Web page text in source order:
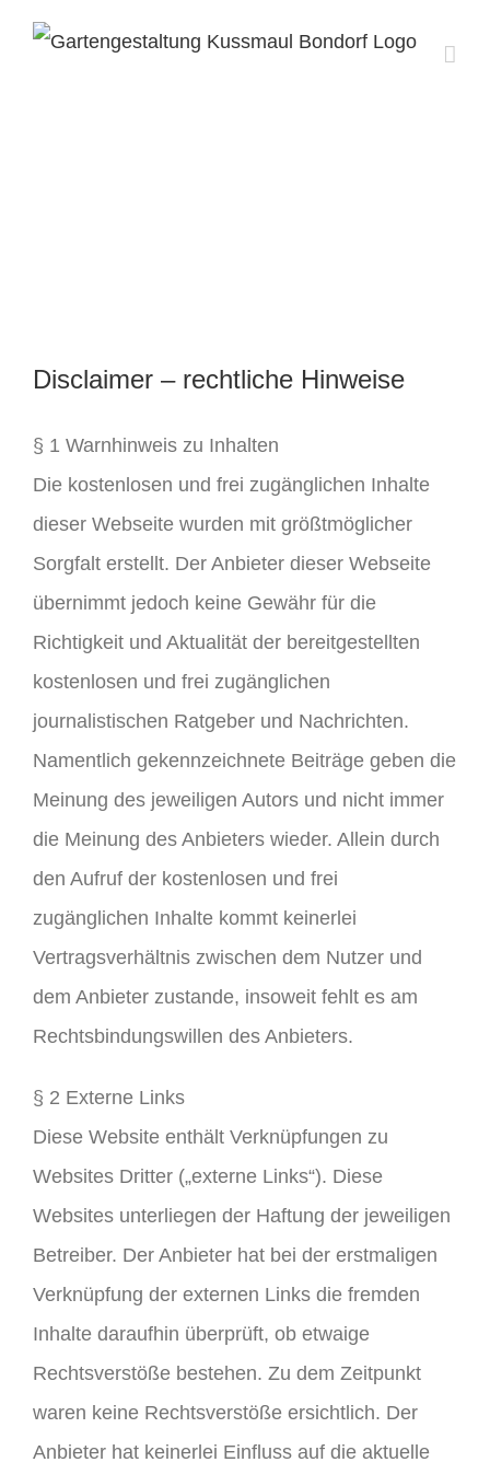
Zum
Disclaimer – rechtliche Hinweise
§ 1 Warnhinweis zu Inhalten
Die kostenlosen und frei zugänglichen Inhalte
dieser Webseite wurden mit größtmöglicher
Sorgfalt erstellt. Der Anbieter dieser Webseite
übernimmt jedoch keine Gewähr für die
Richtigkeit und Aktualität der bereitgestellten
kostenlosen und frei zugänglichen
journalistischen Ratgeber und Nachrichten.
Namentlich gekennzeichnete Beiträge geben die
Meinung des jeweiligen Autors und nicht immer
die Meinung des Anbieters wieder. Allein durch
den Aufruf der kostenlosen und frei
zugänglichen Inhalte kommt keinerlei
Vertragsverhältnis zwischen dem Nutzer und
dem Anbieter zustande, insoweit fehlt es am
Rechtsbindungswillen des Anbieters.
§ 2 Externe Links
Diese Website enthält Verknüpfungen zu
Websites Dritter („externe Links“). Diese
Websites unterliegen der Haftung der jeweiligen
Betreiber. Der Anbieter hat bei der erstmaligen
Verknüpfung der externen Links die fremden
Inhalte daraufhin überprüft, ob etwaige
Rechtsverstöße bestehen. Zu dem Zeitpunkt
waren keine Rechtsverstöße ersichtlich. Der
Anbieter hat keinerlei Einfluss auf die aktuelle